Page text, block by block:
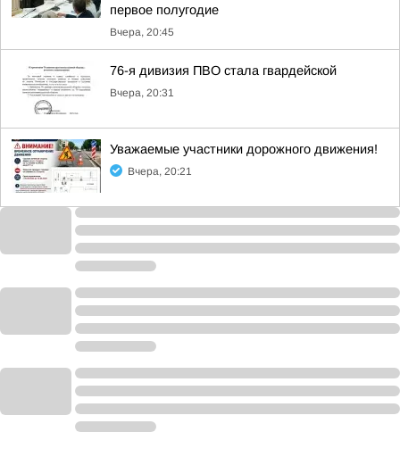
первое полугодие
Вчера, 20:45
76-я дивизия ПВО стала гвардейской
Вчера, 20:31
Уважаемые участники дорожного движения!
Вчера, 20:21